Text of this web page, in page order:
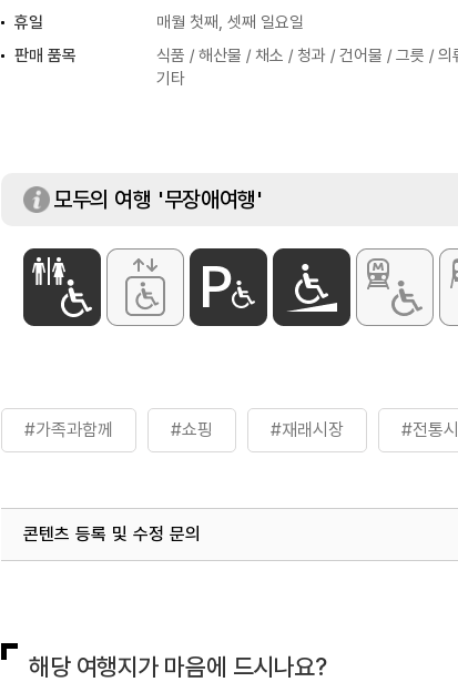
휴일
매월 첫째, 셋째 일요일
판매 품목
식품 / 해산물 / 채소 / 청과 / 건어물 / 그릇 / 의
기타
모두의 여행 '무장애여행'
#가족과함께 #쇼핑 #재래시장 #전통
콘텐츠 등록 및 수정 문의
해당 여행지가 마음에 드시나요?